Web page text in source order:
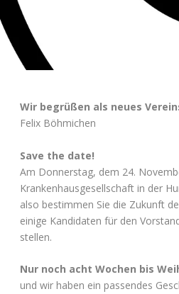
Wir begrüßen als neues
Felix Böhmichen
Save the date!
Am Donnerstag, dem 24.
Krankenhausgesellschaft in der
also bestimmen Sie die Zukunft
einige Kandidaten für den
stellen.
Nur noch acht Wochen bis
und wir haben ein passendes